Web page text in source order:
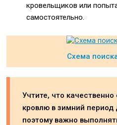
кровельщиков или
самостоятельно.
Схема
Учтите, что
кровлю в зимний период
поэтому важно